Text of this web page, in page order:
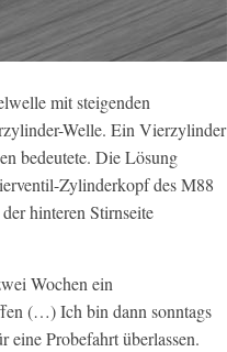
mit steigenden
Welle. Ein Vierzylinder
bedeutete. Die Lösung
Zylinderkopf des M88
hinteren Stirnseite
Wochen ein
(…) Ich bin dann sonntags
Probefahrt überlassen.